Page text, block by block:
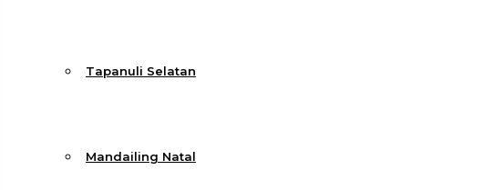
Tapanuli Selatan
Mandailing Natal